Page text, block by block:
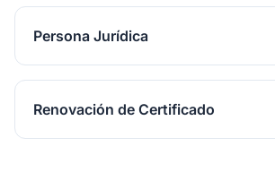
Persona Jurídica
Renovación de Certificado